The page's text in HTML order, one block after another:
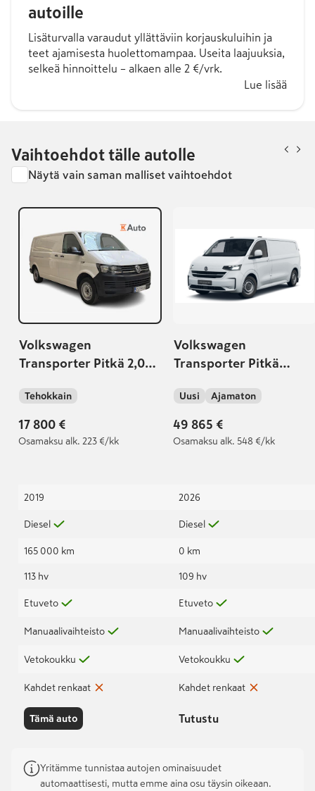
autoille
Lisäturvalla varaudut yllättäviin korjauskuluihin ja
teet ajamisesta huolettomampaa. Useita laajuuksia,
selkeä hinnoittelu – alkaen alle 2 €/vrk.
Lue lisää
Vaihtoehdot tälle autolle
Näytä vain saman malliset vaihtoehdot
Volkswagen
Transporter Pitkä 2,0
Tehokkain
17 800 €
Osamaksu alk. 223 €/kk
2019
Diesel
165 000 km
113 hv
Etuveto
Manuaalivaihteisto
Vetokoukku
Kahdet renkaat
Tämä auto
Volkswagen
Transporter Pitkä
TDI 81 kW, Manuaali
Uusi Ajamaton
49 865 €
Osamaksu alk. 548 €/kk
2026
Diesel
0 km
109 hv
Etuveto
Manuaalivaihteisto
Vetokoukku
Kahdet renkaat
Tutustu
Yritämme tunnistaa autojen ominaisuudet
automaattisesti, mutta emme aina osu täysin oikeaan.